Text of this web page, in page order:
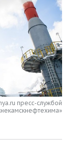
пресс-службой